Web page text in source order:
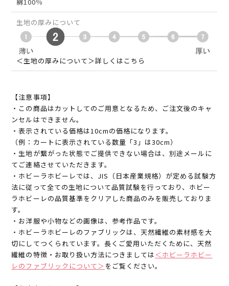
生地の厚みについて
＜生地の厚みについて＞詳しくはこちら
【注意事項】
・この商品はカットしてのご用意となるため、ご注文後のキャ
ンセルはできません。
・表示されている価格は10cmの価格になります。
（例：カートに表示されている数量「3」は30cm）
・生地が繋がった状態でご提供できない場合は、別途メールに
てご連絡させていただきます。
・ホビーラホビーレでは、JIS（日本産業規格）が定める試験方
法に従って全ての生地について品質試験を行っており、ホビー
ラホビーレの品質基準をクリアした商品のみを販売しておりま
す。
・お洋服や小物などの画像は、参考作品です。
・ホビーラホビーレのファブリックは、天然繊維の素材感を大
切にしてつくられています。長くご愛用いただくために、天然
繊維の特徴・お取り扱い方法につきましては＜ホビーラホビー
レのファブリックについて＞ をご覧ください。